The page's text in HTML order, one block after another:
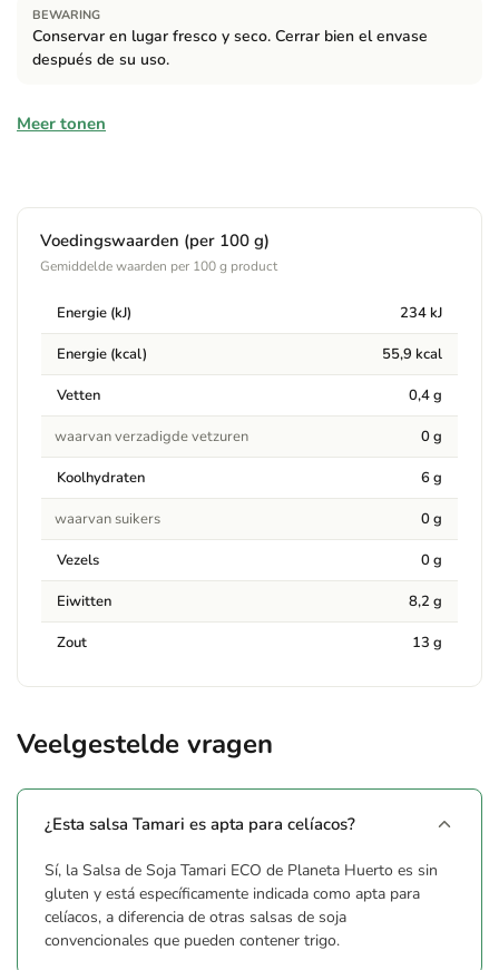
BEWARING
Conservar en lugar fresco y seco. Cerrar bien el envase
después de su uso.
Ingrediënten
Allergenen
Bevat:Contiene soja
Waarschuwingen
Cerrar bien el envase después de su uso. Consumir
preferentemente antes del: (fecha visible en envase)
Meer tonen
Voedingswaarden (per 100 g)
Gemiddelde waarden per 100 g product
Energie (kJ) 234 kJ
Energie (kcal) 55,9 kcal
Vetten 0,4 g
waarvan verzadigde vetzuren 0 g
Koolhydraten 6 g
waarvan suikers 0 g
Vezels 0 g
Eiwitten 8,2 g
Zout 13 g
Veelgestelde vragen
¿Esta salsa Tamari es apta para celíacos?
Sí, la Salsa de Soja Tamari ECO de Planeta Huerto es sin
gluten y está específicamente indicada como apta para
celíacos, a diferencia de otras salsas de soja
convencionales que pueden contener trigo.